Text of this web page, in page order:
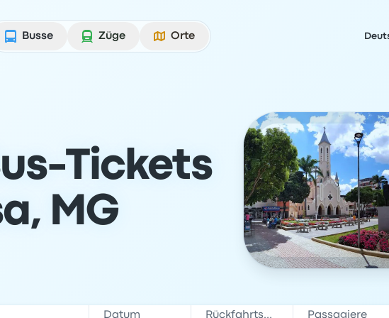
Busse
Züge Orte
Tickets
MG
Datum Rückfahrtsdatum Passagiere